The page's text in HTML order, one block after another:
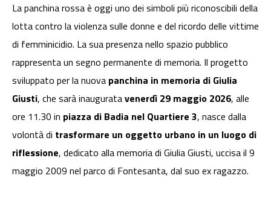
La panchina rossa è oggi uno dei simboli più riconoscibili della
lotta contro la violenza sulle donne e del ricordo delle vittime
di femminicidio. La sua presenza nello spazio pubblico
rappresenta un segno permanente di memoria. Il progetto
sviluppato per la nuova panchina in memoria di Giulia
Giusti, che sarà inauguratavenerdì 29 maggio 2026, alle
ore 11.30 in piazza di Badia nel Quartiere 3, nasce dalla
volontà di trasformare un oggetto urbano in un luogo di
riflessione, dedicato alla memoria di Giulia Giusti, uccisa il 9
maggio 2009 nel parco di Fontesanta, dal suo ex ragazzo.